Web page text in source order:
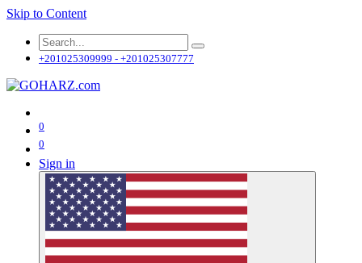
Skip to Content
+201025309999 - +201025307777
0
0
Sign in